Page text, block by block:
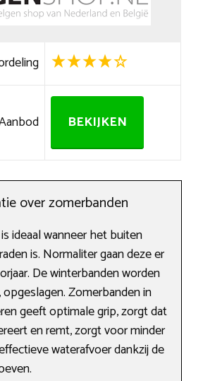
BEKIJKEN
over zomerbanden
ideaal wanneer het buiten
is. Normaliter gaan deze er
De winterbanden worden
Zomerbanden in
geeft optimale grip, zorgt dat
en remt, zorgt voor minder
waterafvoer dankzij de